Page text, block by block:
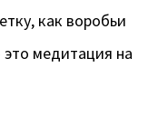
как воробьи
это медитация на